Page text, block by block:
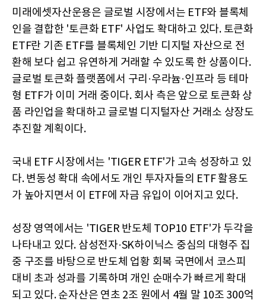
미래에셋자산운용은 글로벌 시장에서는 ETF와 블록체
인을 결합한 '토큰화 ETF' 사업도 확대하고 있다. 토큰화
ETF란 기존 ETF를 블록체인 기반 디지털 자산으로 전
환해 보다 쉽고 유연하게 거래할 수 있도록 한 상품이다.
글로벌 토큰화 플랫폼에서 구리·우라늄·인프라 등 테마
형 ETF가 이미 거래 중이다. 회사 측은 앞으로 토큰화 상
품 라인업을 확대하고 글로벌 디지털자산 거래소 상장도
추진할 계획이다.
국내 ETF 시장에서는 'TIGER ETF'가 고속 성장하고 있
다. 변동성 확대 속에서도 개인 투자자들의 ETF 활용도
가 높아지면서 이 ETF에 자금 유입이 이어지고 있다.
성장 영역에서는 'TIGER 반도체 TOP10 ETF'가 두각을
나타내고 있다. 삼성전자·SK하이닉스 중심의 대형주 집
중 구조를 바탕으로 반도체 업황 회복 국면에서 코스피
대비 초과 성과를 기록하며 개인 순매수가 빠르게 확대
되고 있다. 순자산은 연초 2조 원에서 4월 말 10조 300억